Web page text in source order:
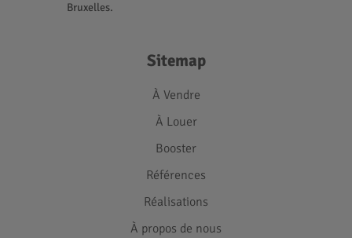
Bruxelles.
Sitemap
À Vendre
À Louer
Booster
Références
Réalisations
À propos de nous